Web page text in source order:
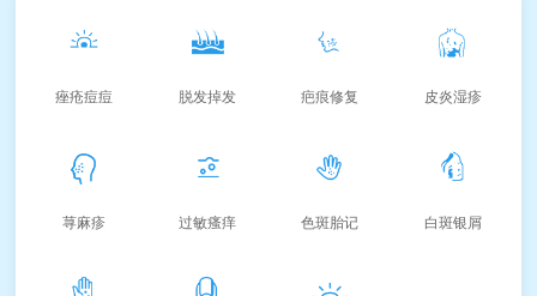
痤疮痘痘 脱发掉发 疤痕修复 皮炎湿疹
荨麻疹 过敏瘙痒 色斑胎记 白斑银屑